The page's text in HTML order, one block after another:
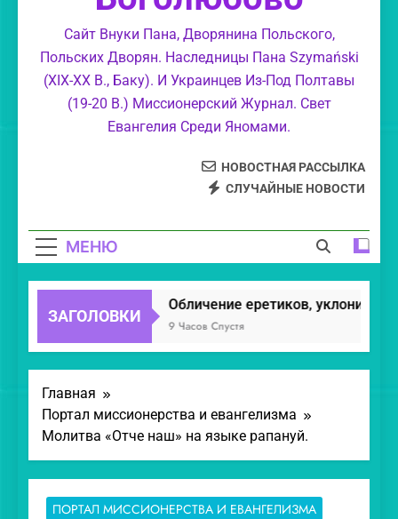
суемудрие.
Свет Православия.
Моя колыбель и Святое Православие.
Маргарит Духовный.
Сайт Внуки Пана, Дворянина Польского,
Польских Дворян. Наследницы Пана Szymański
(XIX-XX В., Баку). И Украинцев Из-Под Полтавы
(19-20 В.) Миссионерский Журнал. Свет
Евангелия Среди Яномами.
НОВОСТНАЯ РАССЫЛКА
СЛУЧАЙНЫЕ НОВОСТИ
МЕНЮ
ЗАГОЛОВКИ
Обличение еретиков,
9 Часов Спустя
Главная
Портал миссионерства и евангелизма
Молитва «Отче наш» на языке рапануй.
ПОРТАЛ МИССИОНЕРСТВА И ЕВАНГЕЛИЗМА